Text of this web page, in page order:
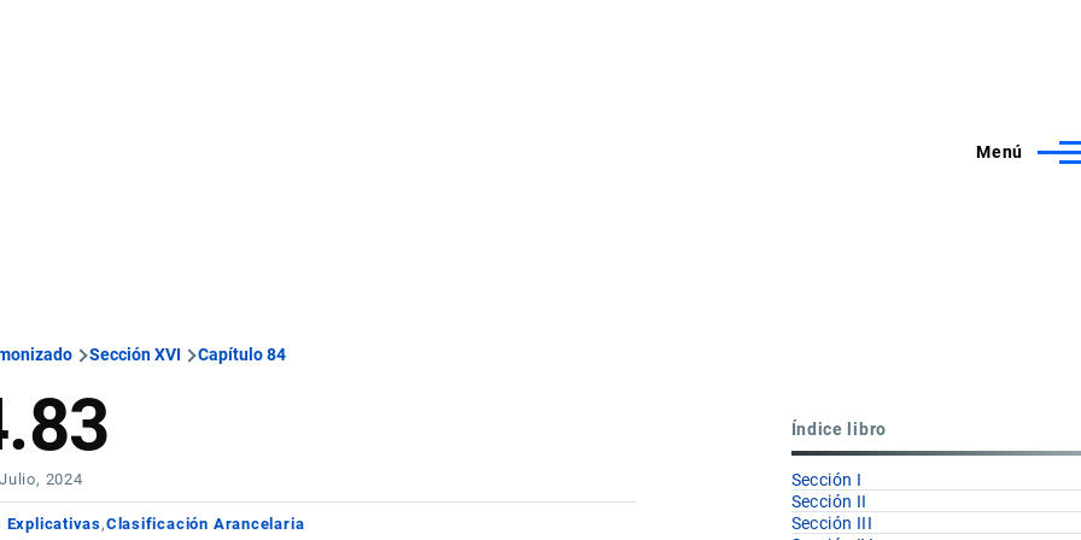
Menú
Sección XVI Capítulo 84
2024
Explicativas Clasificación Arancelaria
Índice libro
Sección I
Sección II
Sección III